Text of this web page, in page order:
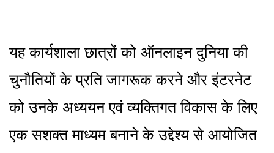
यह कार्यशाला छात्रों को ऑनलाइन दुनिया की
चुनौतियों के प्रति जागरूक करने और इंटरनेट
को उनके अध्ययन एवं व्यक्तिगत विकास के लिए
एक सशक्त माध्यम बनाने के उद्देश्य से आयोजित